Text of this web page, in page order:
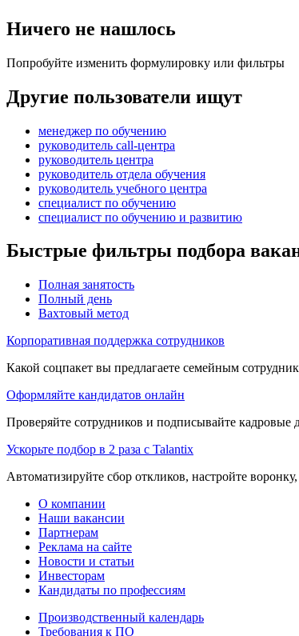
Ничего не нашлось
Попробуйте изменить формулировку или фильтры
Другие пользователи ищут
менеджер по обучению
руководитель call-центра
руководитель центра
руководитель отдела обучения
руководитель учебного центра
специалист по обучению
специалист по обучению и развитию
Быстрые фильтры подбора
Полная занятость
Полный день
Вахтовый метод
Корпоративная поддержка сотрудников
Какой соцпакет вы предлагаете семейным
Оформляйте кандидатов онлайн
Проверяйте сотрудников и подписывайте кадровые
Ускорьте подбор в 2 раза с Talantix
Автоматизируйте сбор откликов, настройте
О компании
Наши вакансии
Партнерам
Реклама на сайте
Новости и статьи
Инвесторам
Кандидаты по профессиям
Производственный календарь
Требования к ПО